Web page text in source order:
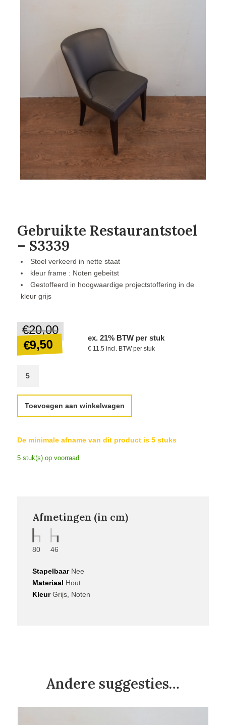
Gebruikte Restaurantstoel
– S3339
Stoel verkeerd in nette staat
kleur frame : Noten gebeitst
Gestoffeerd in hoogwaardige projectstoffering in de
kleur grijs
€20,00
prijs
€9,50
is:
€9,50.
ex. 21% BTW per stuk
€ 11.5 incl. BTW per stuk
Toevoegen aan winkelwagen
De minimale afname van dit product is 5 stuks
5 stuk(s) op voorraad
Afmetingen (in cm)
80 46
StapelbaarNee
Materiaal Hout
KleurGrijs, Noten
Andere suggesties…